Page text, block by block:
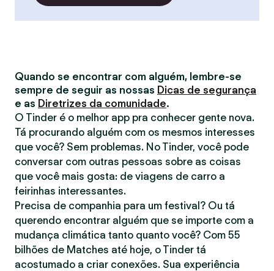
Quando se encontrar com alguém, lembre-se
sempre de seguir as nossas Dicas de segurança
e as Diretrizes da comunidade.
O Tinder é o melhor app pra conhecer gente nova.
Tá procurando alguém com os mesmos interesses
que você? Sem problemas. No Tinder, você pode
conversar com outras pessoas sobre as coisas
que você mais gosta: de viagens de carro a
feirinhas interessantes.
Precisa de companhia para um festival? Ou tá
querendo encontrar alguém que se importe com a
mudança climática tanto quanto você? Com 55
bilhões de Matches até hoje, o Tinder tá
acostumado a criar conexões. Sua experiência